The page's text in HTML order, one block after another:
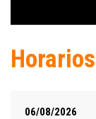
Horarios
06/08/2026